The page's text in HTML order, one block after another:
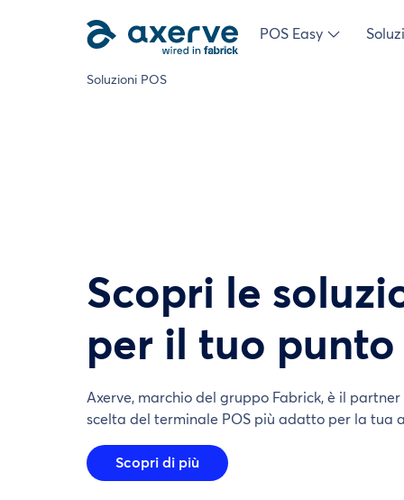
POS Easy
POS Easy a commissioni
Il POS con solo un 1% di commissioni e nessun
fisso.
Scopri di più
Soluzioni POS
L'offerta di terminali ideale per gestire tutte le
esigenze di incasso.
Scopri di più
Soluzioni POS
Scopri le
per il tuo
Axerve, marchio del gruppo Fabrick, è il
scelta del terminale POS più adatto per la tua
Scopri di più